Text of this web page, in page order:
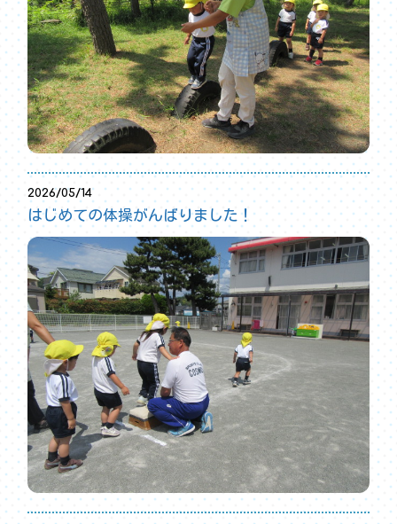
2026/05/14
はじめての体操がんばりました！